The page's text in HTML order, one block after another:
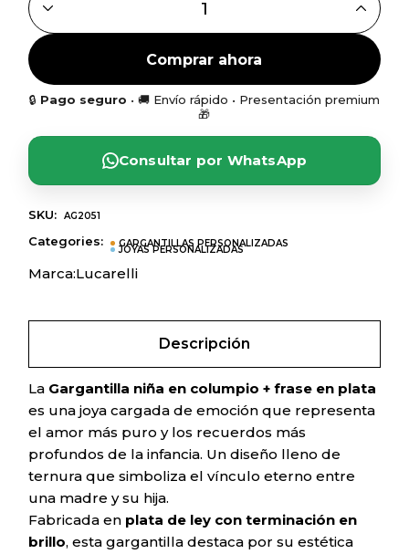
GARGANTILLA NIÑA EN COLUMPIO + FRASE EN PLATA
Comprar ahora
🔒 Pago seguro • 🚚 Envío rápido • Presentación premium
🎁
Consultar por WhatsApp
SKU: AG2051
Categories: GARGANTILLAS PERSONALIZADAS
JOYAS PERSONALIZADAS
Marca:Lucarelli
Descripción
La Gargantilla niña en columpio + frase en plata
es una joya cargada de emoción que representa
el amor más puro y los recuerdos más
profundos de la infancia. Un diseño lleno de
ternura que simboliza el vínculo eterno entre
una madre y su hija.
Fabricada en plata de ley con terminación en
brillo, esta gargantilla destaca por su estética